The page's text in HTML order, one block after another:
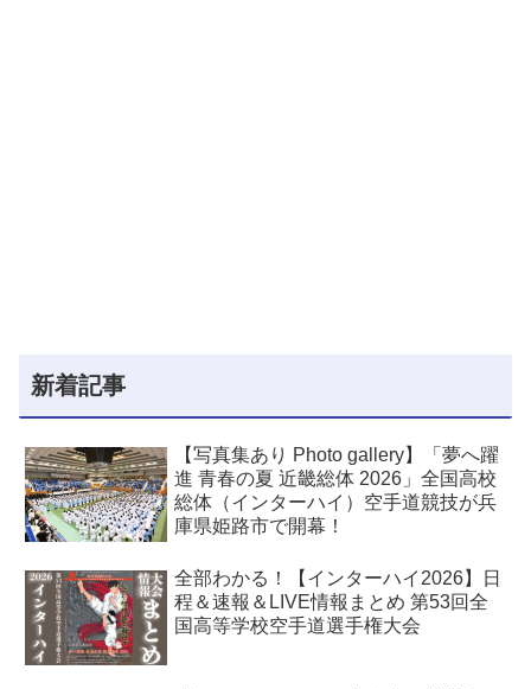
新着記事
【写真集あり Photo gallery】「夢へ躍
進 青春の夏 近畿総体 2026」全国高校
総体（インターハイ）空手道競技が兵
庫県姫路市で開幕！
全部わかる！【インターハイ2026】日
程＆速報＆LIVE情報まとめ 第53回全
国高等学校空手道選手権大会